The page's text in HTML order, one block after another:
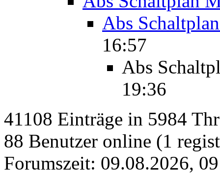
Abs
16:57
Abs
19:36
41108 Einträge in 5984
88 Benutzer online (1
Forumszeit: 09.08.2026,